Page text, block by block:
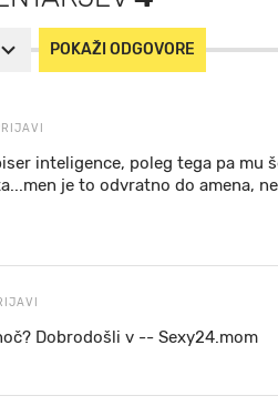
POKAŽI ODGOVORE
inteligence, poleg tega pa mu
je to odvratno do amena,
Dobrodošli v -- Sexy24.mom